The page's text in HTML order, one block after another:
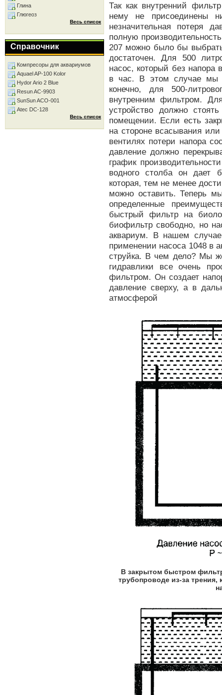
Так как внутренний
нему не присоединены
незначительная потеря
полную
207 можно было бы
достаточен. Для 500
насос, который без напора
в час. В этом случае мы
конечно, для 500-
внутренним фильтром.
устройство должно
помещении. Если есть
на стороне всасывания
вентилях потери напора
давление должно
график
водного столба он дает
которая, тем не менее
можно оставить. Теперь
определенные
быстрый фильтр на
биофильтр свободно, но
аквариум. В нашем
применении насоса 1048 в
струйка. В чем дело? Мы
гидравлики все очень
фильтром. Он создает
давление сверху, а в
атмосферой
В закрытом быстром
трубопроводе из-за
Глина
Глюгеоз
Весь список
Справочник
Компресоры для аквариумов
Aquael AP-100 Kolor
Hydor Ario 2 Blue
Resun AC-9903
SunSun ACO-001
Atec DC-128
Весь список